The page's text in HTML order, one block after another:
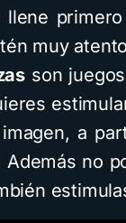
llene
muy
son
a
Además no